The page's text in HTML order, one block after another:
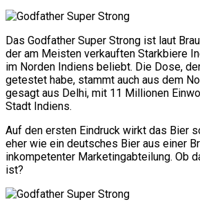
Das Godfather Super Strong ist laut
der am Meisten verkauften Starkbiere
im Norden Indiens beliebt. Die Dose,
getestet habe, stammt auch aus dem
gesagt aus Delhi, mit 11 Millionen
Stadt Indiens.
Auf den ersten Eindruck wirkt das Bier
eher wie ein deutsches Bier aus einer
inkompetenter Marketingabteilung. Ob
ist?